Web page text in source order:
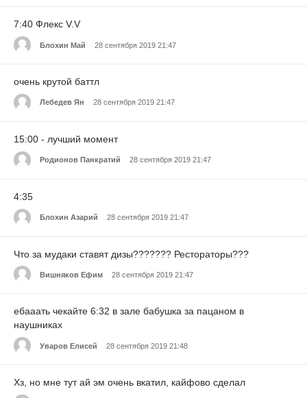
7:40 Флекс V.V
Блохин Май 28 сентября 2019 21:47
очень крутой баттл
Лебедев Ян 28 сентября 2019 21:47
15:00 - лучший момент
Родионов Панкратий 28 сентября 2019 21:47
4:35
Блохин Азарий 28 сентября 2019 21:47
Что за мудаки ставят дизы??????? Рестораторы???
Вишняков Ефим 28 сентября 2019 21:47
ебааать чекайте 6:32 в зале бабушка за пацаном в
наушниках
Уваров Елисей 28 сентября 2019 21:48
Хз, но мне тут ай эм очень вкатил, кайфово сделал